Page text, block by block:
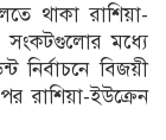
থাকা রাশিয়া-
সংকটগুলোর মধ্যে
নির্বাচনে বিজয়ী
রাশিয়া-ইউক্রেন